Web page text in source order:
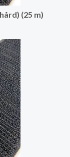
(25 m)